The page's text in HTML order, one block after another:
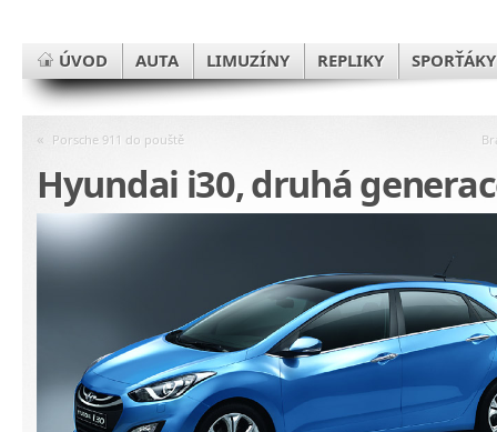
ÚVOD AUTA LIMUZÍNY REPLIKY SPORŤÁKY
« Porsche 911 do pouště
Hyundai i30, druhá